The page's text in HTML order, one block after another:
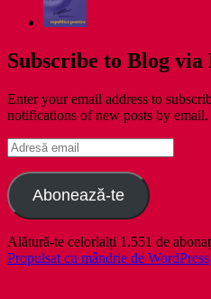
Subscribe to Blog via
Enter your email address to
notifications of new posts by email.
Adresă
email
Abonează-te
Alătură-te celorlalți 1.551 de
Propulsat cu mândrie de WordPress